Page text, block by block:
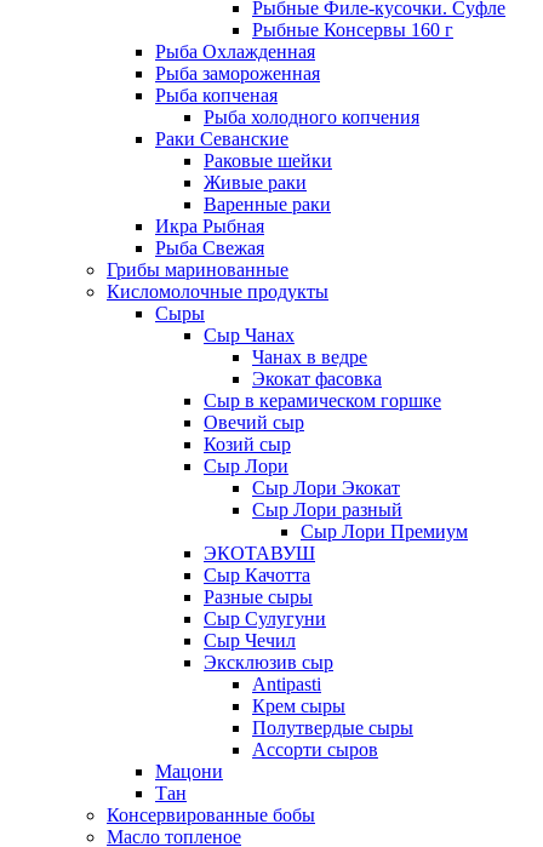
Рыбные Филе-кусочки. Суфле
Рыбные Консервы 160 г
Рыба Охлажденная
Рыба замороженная
Рыба копченая
Рыба холодного копчения
Раки Севанские
Раковые шейки
Живые раки
Варенные раки
Икра Рыбная
Рыба Свежая
Грибы маринованные
Кисломолочные продукты
Сыры
Сыр Чанах
Чанах в ведре
Экокат фасовка
Сыр в керамическом горшке
Овечий сыр
Козий сыр
Сыр Лори
Сыр Лори Экокат
Сыр Лори разный
Сыр Лори Премиум
ЭКОТАВУШ
Сыр Качотта
Разные сыры
Сыр Сулугуни
Сыр Чечил
Эксклюзив сыр
Antipasti
Крем сыры
Полутвердые сыры
Ассорти сыров
Мацони
Тан
Консервированные бобы
Масло топленое